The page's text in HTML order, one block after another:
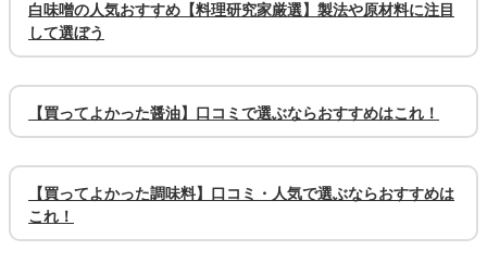
白味噌の人気おすすめ【料理研究家厳選】製法や原材料に注目
して選ぼう
【買ってよかった醤油】口コミで選ぶならおすすめはこれ！
【買ってよかった調味料】口コミ・人気で選ぶならおすすめは
これ！